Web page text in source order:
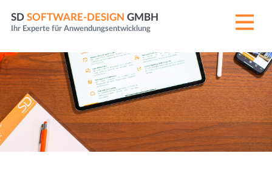
SD SOFTWARE-DESIGN GMBH
Ihr Experte für Anwendungsentwicklung